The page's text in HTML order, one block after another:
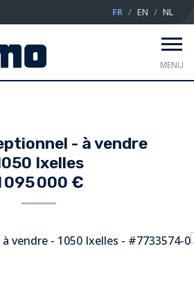
FR EN NL
MENU
- à vendre
Ixelles
095 000 €